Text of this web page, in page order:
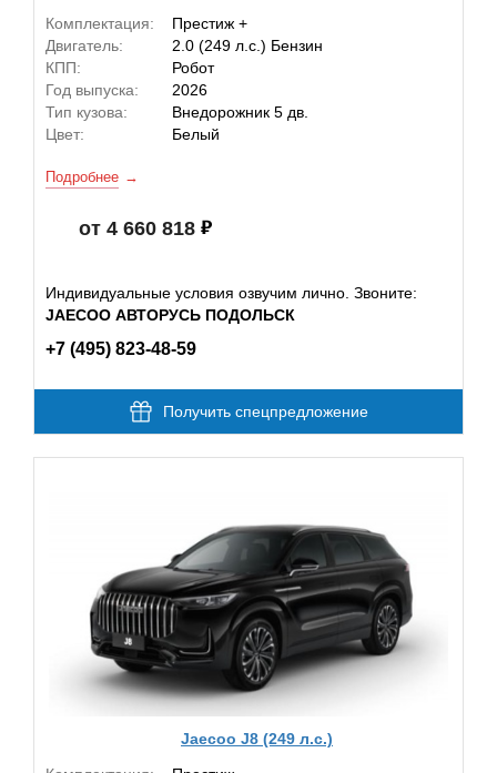
Комплектация:
Престиж +
Двигатель:
2.0 (249 л.с.) Бензин
КПП:
Робот
Год выпуска:
2026
Тип кузова:
Внедорожник 5 дв.
Цвет:
Белый
Подробнее
от 4 660 818
Индивидуальные условия озвучим лично. Звоните:
JAECOO АВТОРУСЬ ПОДОЛЬСК
+7 (495) 823-48-59
Получить спецпредложение
Jaecoo J8 (249 л.с.)